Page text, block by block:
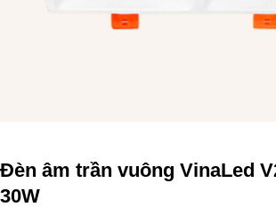
Đèn âm trần vuông VinaLed
30W